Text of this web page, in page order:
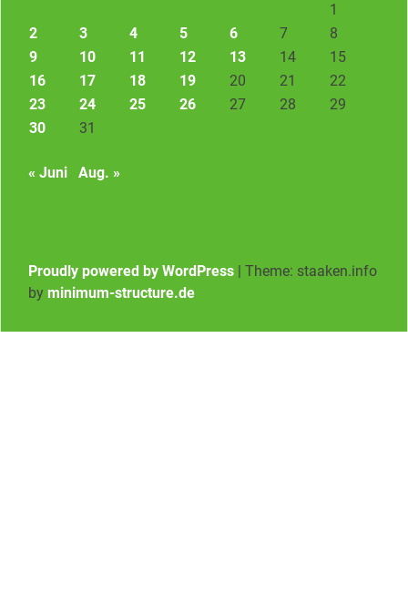
1
2
3 4 5 6 7
8
9
10 11 12 13 14
15
16
17 18 19 20 21
22
23
24 25 26 27 28
29
30
31
« Juni Aug. »
Proudly powered by WordPress | Theme: staaken.info
by minimum-structure.de